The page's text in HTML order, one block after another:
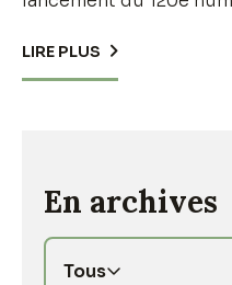
LIRE PLUS
En archives
Tous